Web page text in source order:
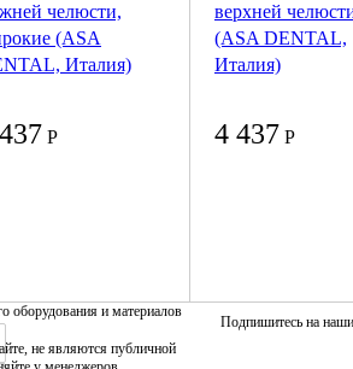
челюсти,
(ASA
Италия)
Р
верхней
(ASA DENTAL,
Италия)
4 437 Р
оборудования и материалов
Подпишитесь на
не являются публичной